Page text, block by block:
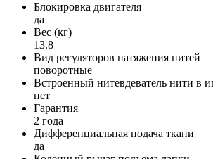
Блокировка двигателя
да
Вес (кг)
13.8
Вид регуляторов натяжения нитей
поворотные
Встроенный нитевдеватель нити в
нет
Гарантия
2 года
Дифференциальная подача ткани
да